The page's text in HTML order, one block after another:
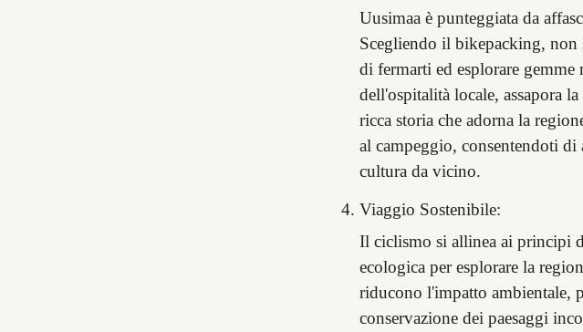
Uusimaa è punteggiata da
Scegliendo il bikepacking, non
di fermarti ed esplorare
dell'ospitalità locale, assapora
ricca storia che adorna la
al campeggio, consentendoti di
cultura da vicino.
Viaggio Sostenibile:
Il ciclismo si allinea ai principi
ecologica per esplorare la
riducono l'impatto ambientale,
conservazione dei paesaggi